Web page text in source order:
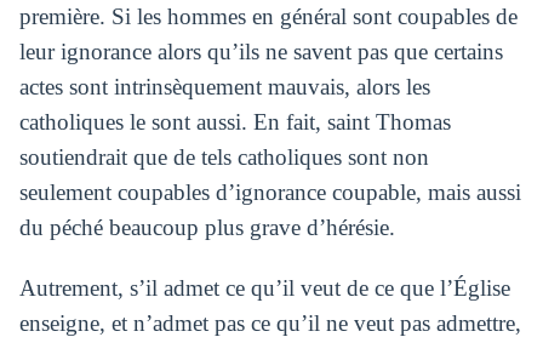
première. Si les hommes en général sont coupables de
leur ignorance alors qu’ils ne savent pas que certains
actes sont intrinsèquement mauvais, alors les
catholiques le sont aussi. En fait, saint Thomas
soutiendrait que de tels catholiques sont non
seulement coupables d’ignorance coupable, mais aussi
du péché beaucoup plus grave d’hérésie.
Autrement, s’il admet ce qu’il veut de ce que l’Église
enseigne, et n’admet pas ce qu’il ne veut pas admettre,